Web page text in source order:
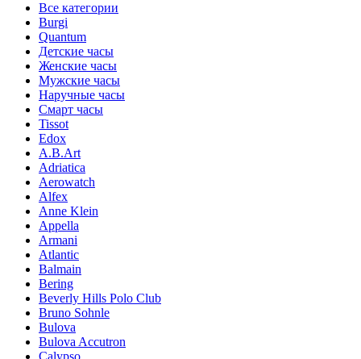
Все категории
Burgi
Quantum
Детские часы
Женские часы
Мужские часы
Наручные часы
Смарт часы
Tissot
Edox
A.B.Art
Adriatica
Aerowatch
Alfex
Anne Klein
Appella
Armani
Atlantic
Balmain
Bering
Beverly Hills Polo Club
Bruno Sohnle
Bulova
Bulova Accutron
Calypso